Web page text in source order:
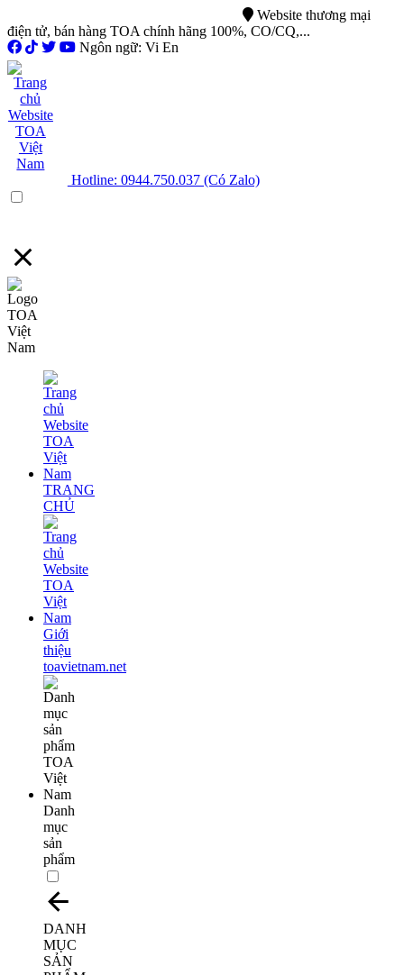
Website thương mại
điện tử, bán hàng TOA chính hãng 100%, CO/CQ,...
Ngôn ngữ: Vi En
Hotline: 0944.750.037 (Có Zalo)
TRANG
CHỦ
Giới
thiệu
toavietnam.net
Danh
mục
sản
phẩm
DANH
MỤC
SẢN